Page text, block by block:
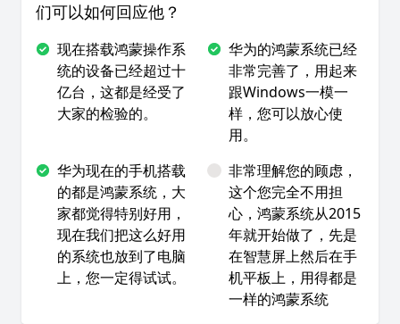
们可以如何回应他？
现在搭载鸿蒙操作系
统的设备已经超过十
亿台，这都是经受了
大家的检验的。
华为的鸿蒙系统已经
非常完善了，用起来
跟Windows一模一
样，您可以放心使
用。
华为现在的手机搭载
的都是鸿蒙系统，大
家都觉得特别好用，
现在我们把这么好用
的系统也放到了电脑
上，您一定得试试。
非常理解您的顾虑，
这个您完全不用担
心，鸿蒙系统从2015
年就开始做了，先是
在智慧屏上然后在手
机平板上，用得都是
一样的鸿蒙系统